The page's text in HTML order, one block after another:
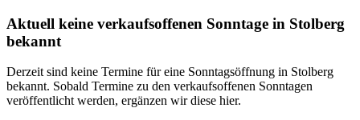
Aktuell keine verkaufsoffenen Sonntage in Stolberg
bekannt
Derzeit sind keine Termine für eine Sonntagsöffnung in Stolberg
bekannt. Sobald Termine zu den verkaufsoffenen Sonntagen
veröffentlicht werden, ergänzen wir diese hier.